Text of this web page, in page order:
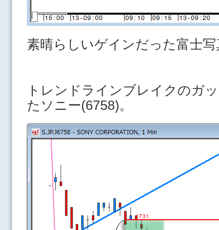
素晴らしいゲインだった富士
トレンドラインブレイクのガ
たソニー(6758)。